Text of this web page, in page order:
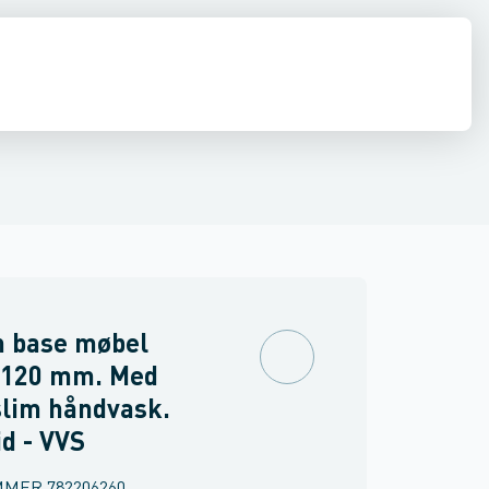
base møbel
mm. Med
håndvask.
- VVS